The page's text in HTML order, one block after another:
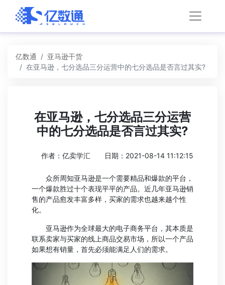
亿数通
亚马逊干货
在亚马逊，七分选品三分运营中的七分选品是否言过其实?
在亚马逊，七分选品三分运营
中的七分选品是否言过其实?
作者：亿卖学汇 日期：2021-08-14 11:12:15
众所周知亚马逊是一个需要精品和爆款的平台，
一个爆款胜过十个表现平平的产品。近几年亚马逊销
售的产品愈发丰富多样，买家的需求也越来越个性
化。
亚马逊作为全球最大的电子商务平台，其本质是
联系卖家与买家的线上商品交易市场，所以一个产品
如果想有销量，首先必须能满足人们的需求。